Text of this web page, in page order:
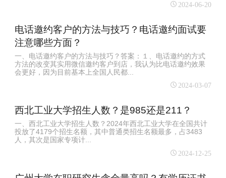
2024-06-20
电话邀约客户的方法与技巧？电话邀约面试要
注意哪些方面？
一、电话邀约客户的方法与技巧？答案：１、电话邀约的方式
方法的改变其实用微信邀约客户到店，我认为比电话邀约效果
会更好，因为目前基本上全国人民都...
2024-03-07
西北工业大学招生人数？是985还是211？
一、西北工业大学招生人数？2024年西北工业大学在全国共计
投放了4179个招生名额‌，其中普通类招生名额最多，占3483
人，其次是国家专项计...
2024-12-25